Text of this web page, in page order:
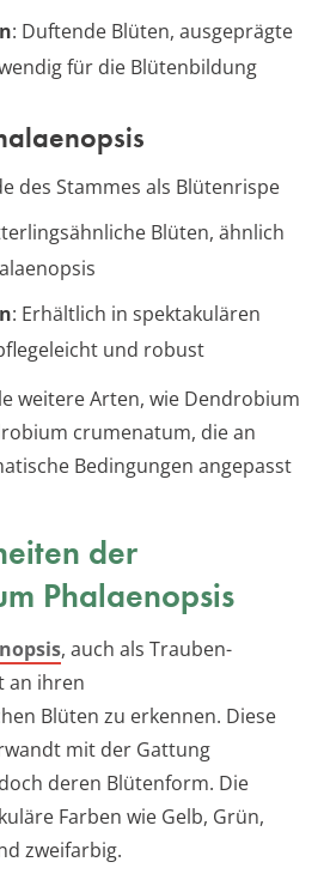
: Duftende Blüten, ausgeprägte
für die Blütenbildung
des Stammes als Blütenrispe
Blüten, ähnlich
: Erhältlich in spektakulären
und robust
weitere Arten, wie Dendrobium
crumenatum, die an
Bedingungen angepasst
der
Phalaenopsis
, auch als Trauben-
an ihren
Blüten zu erkennen. Diese
mit der Gattung
deren Blütenform. Die
Farben wie Gelb, Grün,
zweifarbig.